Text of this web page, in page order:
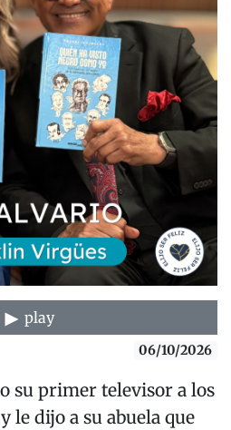
play
06/10/2026
su primer televisor a los
le dijo a su abuela que